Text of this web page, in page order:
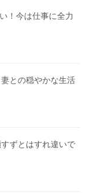
！今は仕事に全力
との穏やかな生活
ずとはすれ違いで